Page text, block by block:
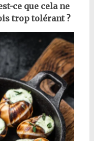
ce que cela ne
trop tolérant ?